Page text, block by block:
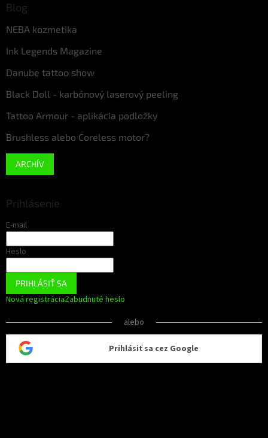
Blog
NEBA kozmetika
Ink Legends Magazine
Danube tattoo show
Black Doll - karbónový laserový peeling
Tattoo Armour - aplikácia podložky
Brushless alebo Coreless motor?
ARCHÍV
Prihlásenie
E-mail
Heslo
PRIHLÁSIŤ SA
Nová registráciaZabudnuté heslo
alebo
Prihlásiť sa cez Google